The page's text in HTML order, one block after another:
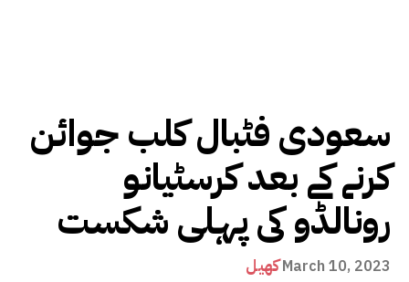
سعودی فٹبال کلب جوائن
کرنے کے بعد کرسٹیانو
رونالڈو کی پہلی شکست
کھیلMarch 10, 2023